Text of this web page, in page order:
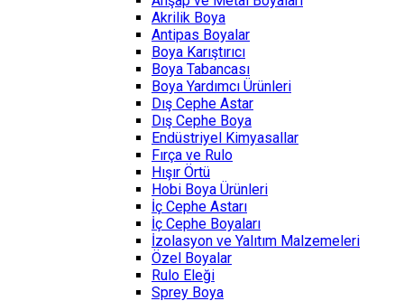
Akrilik Boya
Antipas Boyalar
Boya Karıştırıcı
Boya Tabancası
Boya Yardımcı Ürünleri
Dış Cephe Astar
Dış Cephe Boya
Endüstriyel Kimyasallar
Fırça ve Rulo
Hışır Örtü
Hobi Boya Ürünleri
İç Cephe Astarı
İç Cephe Boyaları
İzolasyon ve Yalıtım Malzemeleri
Özel Boyalar
Rulo Eleği
Sprey Boya